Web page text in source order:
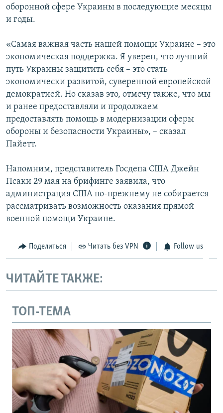
оборонной сфере Украины в последующие месяцы
и годы.
«Самая важная часть нашей помощи Украине – это
экономическая поддержка. Я уверен, что лучший
путь Украины защитить себя – это стать
экономически развитой, суверенной европейской
демократией. Но сказав это, отмечу также, что мы
и ранее предоставляли и продолжаем
предоставлять помощь в модернизации сферы
обороны и безопасности Украины», – сказал
Пайетт.
Напомним, представитель Госдепа США Джейн
Псаки 29 мая на брифинге заявила, что
администрация США по-прежнему не собирается
рассматривать возможность оказания прямой
военной помощи Украине.
Поделиться Читать без VPN Follow us
ЧИТАЙТЕ ТАКЖЕ:
ТОП-ТЕМА